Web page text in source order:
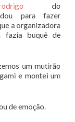
do
para fazer
a organizadora
fazia buquê de
um mutirão
e montei um
de emoção.